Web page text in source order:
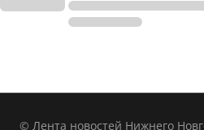
© Лента новостей Нижнего